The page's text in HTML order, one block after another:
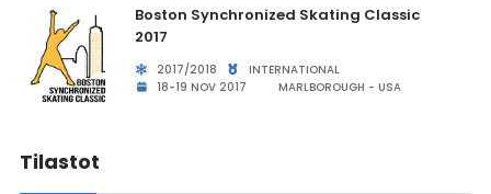
Boston Synchronized Skating Classic
2017
2017/2018
INTERNATIONAL
18-19 NOV 2017
MARLBOROUGH - USA
Tilastot